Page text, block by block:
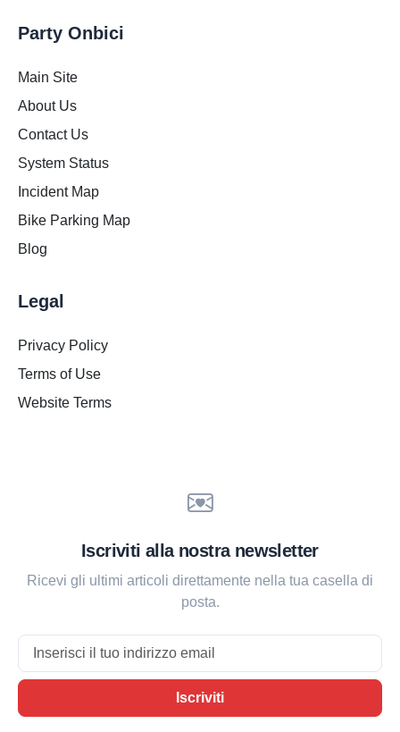
Party Onbici
Main Site
About Us
Contact Us
System Status
Incident Map
Bike Parking Map
Blog
Legal
Privacy Policy
Terms of Use
Website Terms
Iscriviti alla nostra newsletter
Ricevi gli ultimi articoli direttamente nella tua casella di
posta.
Email
Iscriviti